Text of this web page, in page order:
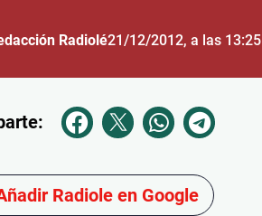
Radiolé21/12/2012, a las 13:25
Radiole en Google